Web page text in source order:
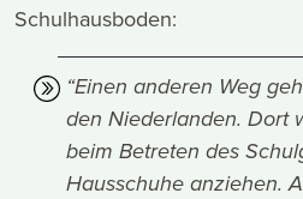
Schulhausboden:
“Einen anderen Weg
den Niederlanden. Dort
beim Betreten des
Hausschuhe anziehen.